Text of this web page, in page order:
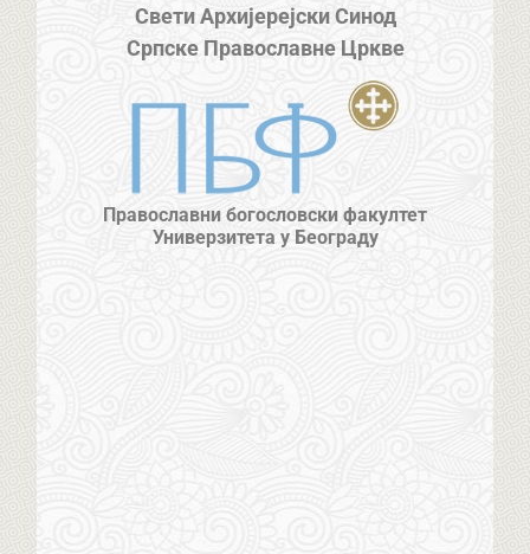
Свети Архијерејски Синод
Српске Православне Цркве
Православни богословски факултет
Универзитета у Београду